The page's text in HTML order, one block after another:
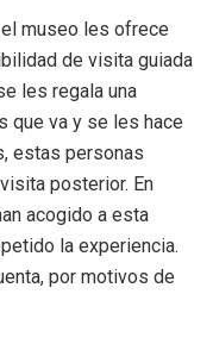
museo les ofrece
de visita guiada
les regala una
que va y se les hace
estas personas
posterior. En
acogido a esta
la experiencia.
por motivos de